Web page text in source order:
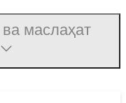
маслаҳат